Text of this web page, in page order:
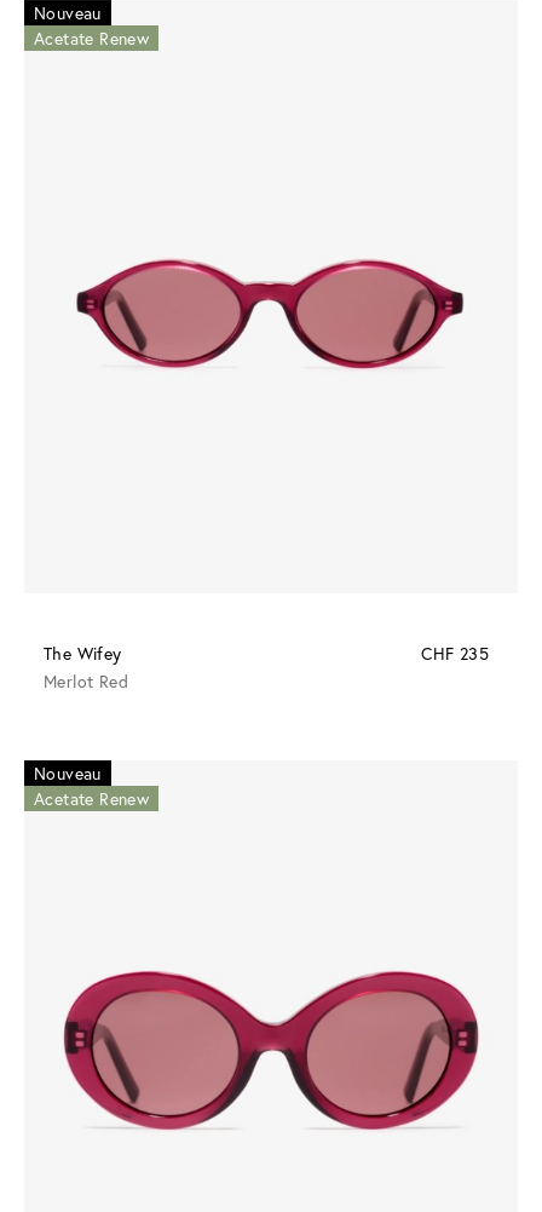
Nouveau
Acetate Renew
The Wifey
CHF 235
Merlot Red
Nouveau
Acetate Renew